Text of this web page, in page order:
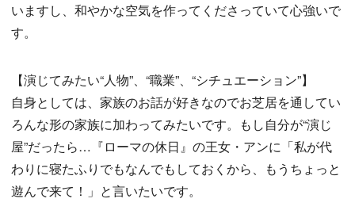
いますし、和やかな空気を作ってくださっていて心強いで
す。
【演じてみたい“人物”、“職業”、“シチュエーション”】
自身としては、家族のお話が好きなのでお芝居を通してい
ろんな形の家族に加わってみたいです。もし自分が“演じ
屋”だったら…『ローマの休日』の王女・アンに「私が代
わりに寝たふりでもなんでもしておくから、もうちょっと
遊んで来て！」と言いたいです。